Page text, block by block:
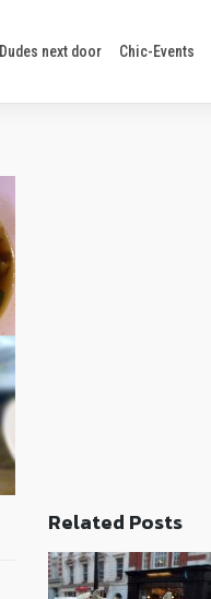
Dudes next door Chic-Events
Related Posts